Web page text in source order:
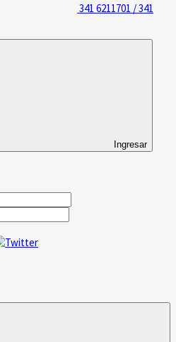
341 6211701 / 341
Ingresar